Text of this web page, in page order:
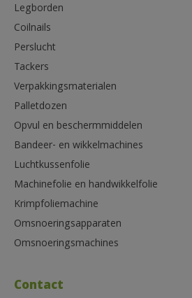
Legborden
Coilnails
Perslucht
Tackers
Verpakkingsmaterialen
Palletdozen
Opvul en beschermmiddelen
Bandeer- en wikkelmachines
Luchtkussenfolie
Machinefolie en handwikkelfolie
Krimpfoliemachine
Omsnoeringsapparaten
Omsnoeringsmachines
Contact